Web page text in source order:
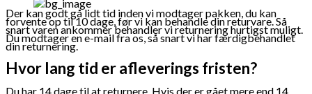
Der kan godt gå lidt tid inden vi modtager pakken, du kan
forvente op til 10 dage, før vi kan behandle din returvare. Så
snart varen ankommer behandler vi returnering hurtigst muligt.
Du modtager en e-mail fra os, så snart vi har færdigbehandlet
din returnering.
Hvor lang tid er afleverings fristen?
Du har 14 dage til at returnere. Hvis der er gået mere end 14